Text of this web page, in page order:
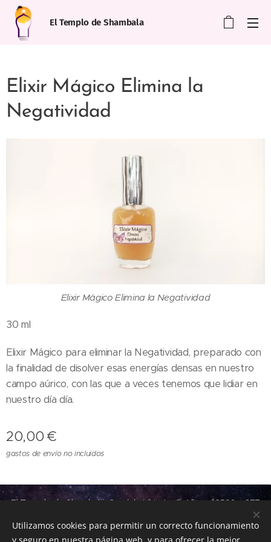
El Templo de Shambala
Elixir Mágico Elimina la
Negatividad
Elixir Mágico Elimina la Negatividad
30 ml
Elixir Mágico para eliminar la Negatividad, preparado con
la finalidad de disolver esas energías densas en nuestro
campo aúrico, con las que a veces tenemos que lidiar en
nuestro día día.
20,00 €
gastos de envío no incluidos
El Templo de Shambala, Camí de L´ Horta, 9, Altea, 03590,677
Política de Privacidad
Cookies
Utilizamos cookies para permitir un correcto funcionamiento